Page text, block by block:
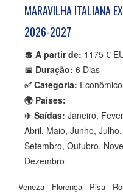
MARAVILHA ITALIANA
2026-2027
💲 A partir de: 1175 €
📅 Duração: 6 Dias
✅ Categoria: Econômico
🌍 Países:
✈️ Saídas: Janeiro,
Abril, Maio, Junho,
Setembro, Outubro,
Dezembro
Veneza - Florença - Pisa -